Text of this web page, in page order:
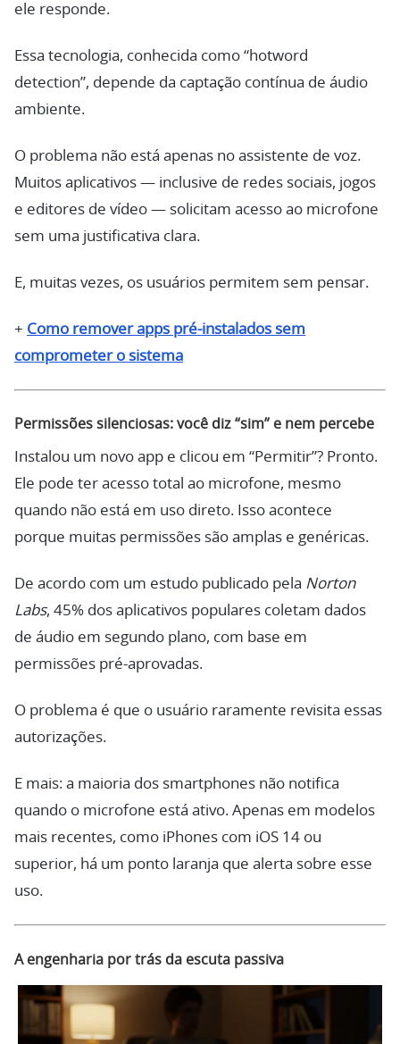
ele responde.
Essa tecnologia, conhecida como “hotword
detection”, depende da captação contínua de áudio
ambiente.
O problema não está apenas no assistente de voz.
Muitos aplicativos — inclusive de redes sociais, jogos
e editores de vídeo — solicitam acesso ao microfone
sem uma justificativa clara.
E, muitas vezes, os usuários permitem sem pensar.
+ Como remover apps pré-instalados sem
comprometer o sistema
Permissões silenciosas: você diz “sim” e nem percebe
Instalou um novo app e clicou em “Permitir”? Pronto.
Ele pode ter acesso total ao microfone, mesmo
quando não está em uso direto. Isso acontece
porque muitas permissões são amplas e genéricas.
De acordo com um estudo publicado pela Norton
Labs, 45% dos aplicativos populares coletam dados
de áudio em segundo plano, com base em
permissões pré-aprovadas.
O problema é que o usuário raramente revisita essas
autorizações.
E mais: a maioria dos smartphones não notifica
quando o microfone está ativo. Apenas em modelos
mais recentes, como iPhones com iOS 14 ou
superior, há um ponto laranja que alerta sobre esse
uso.
A engenharia por trás da escuta passiva